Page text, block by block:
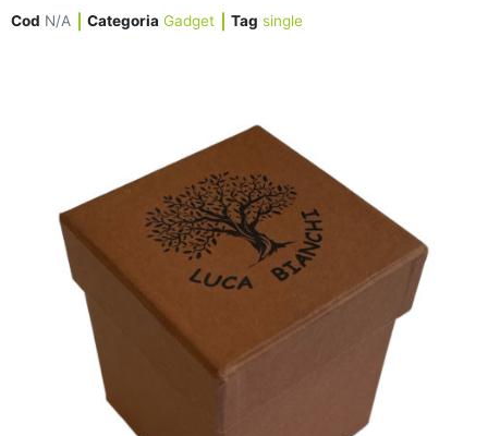
Cod N/A Categoria Gadget Tag single